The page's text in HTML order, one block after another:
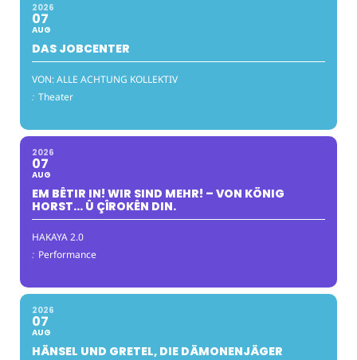
2026
07
AUG
DAS JOBCENTER
VON: ALLE ACHTUNG KOLLEKTIV
: Theater
2026
07
AUG
EM BÊTIR IN! WIR SIND MEHR! – VON KÖNIG
HORST… Û ÇÎROKÊN DIN.
HAKAYA 2.0
: Performance
2026
07
AUG
HÄNSEL UND GRETEL, DIE DÄMONENJÄGER